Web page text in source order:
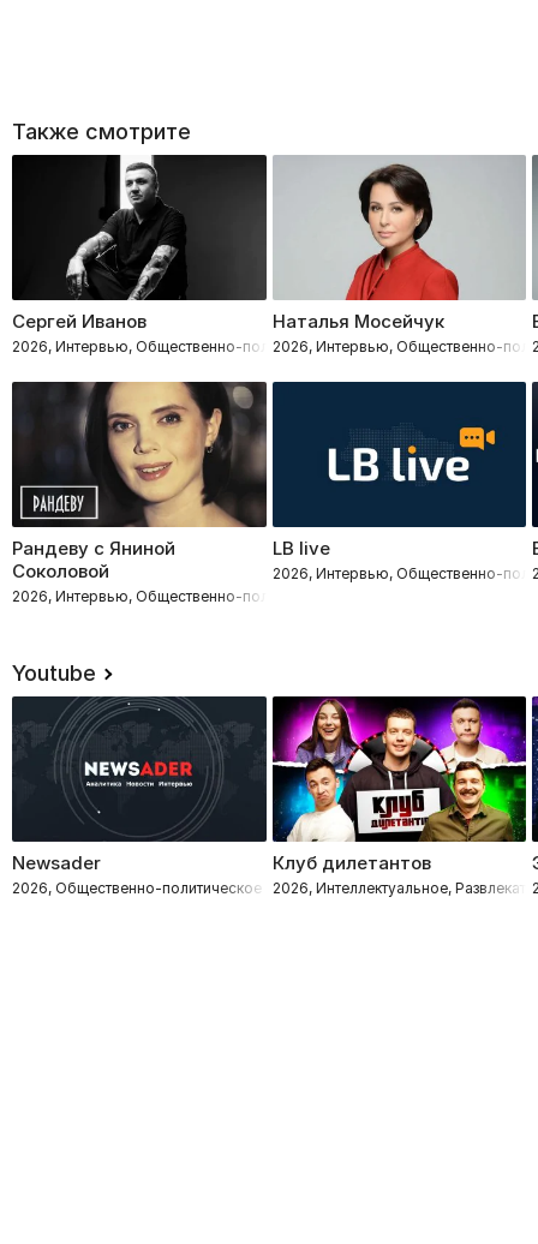
Также смотрите
Сергей Иванов
2026, Интервью, Общественно-политическое
Наталья Мосейчук
2026, Интервью, Общественно-
Рандеву с Яниной
Соколовой
2026, Интервью, Общественно-политическое
LB live
2026, Интервью, Общественно-
Youtube
Newsader
2026, Общественно-политическое
Клуб дилетантов
2026, Интеллектуальное,